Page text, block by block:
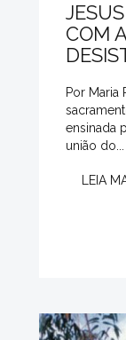
COM
Por Maria
ensinada
união do...
LEIA